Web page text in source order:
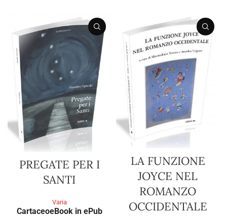
PREGATE PER I
SANTI
Varia
CartaceoeBook in ePub
LA FUNZIONE
JOYCE NEL
ROMANZO
OCCIDENTALE